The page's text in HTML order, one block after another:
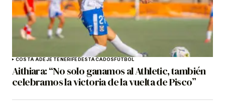
COSTA ADEJE TENERIFEDESTACADOSFÚTBOL
Aithiara: “No solo ganamos al Athletic, también
celebramos la victoria de la vuelta de Pisco”